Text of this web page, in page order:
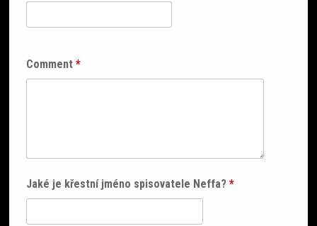
Comment*
Jaké je křestní jméno spisovatele Neffa?*